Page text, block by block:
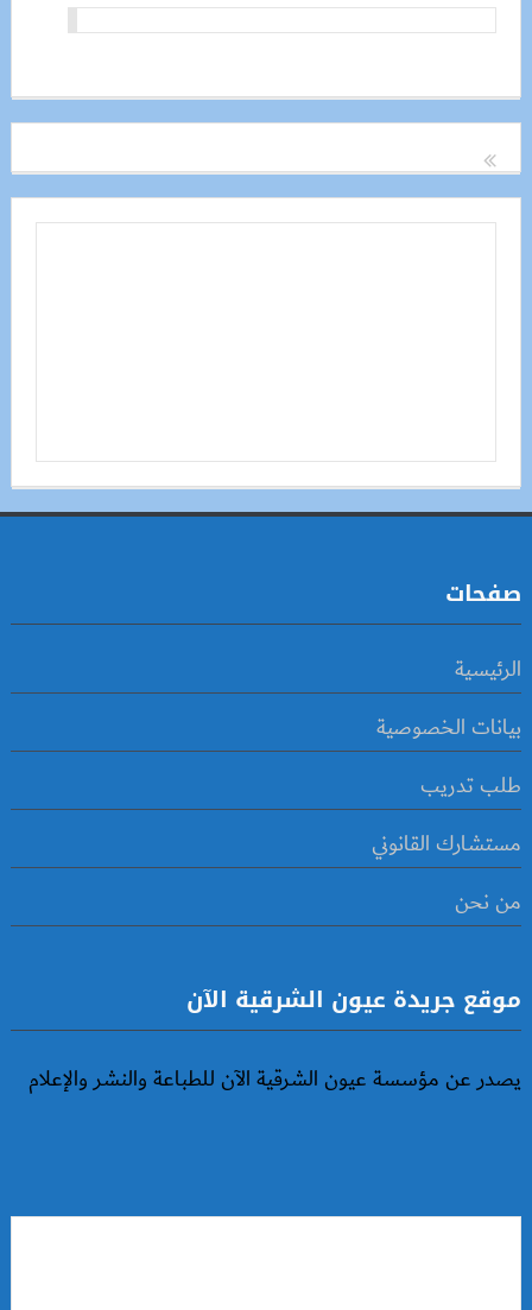
صفحات
الرئيسية
بيانات الخصوصية
طلب تدريب
مستشارك القانوني
من نحن
موقع جريدة عيون الشرقية الآن
يصدر عن مؤسسة عيون الشرقية الآن للطباعة والنشر والإعلام